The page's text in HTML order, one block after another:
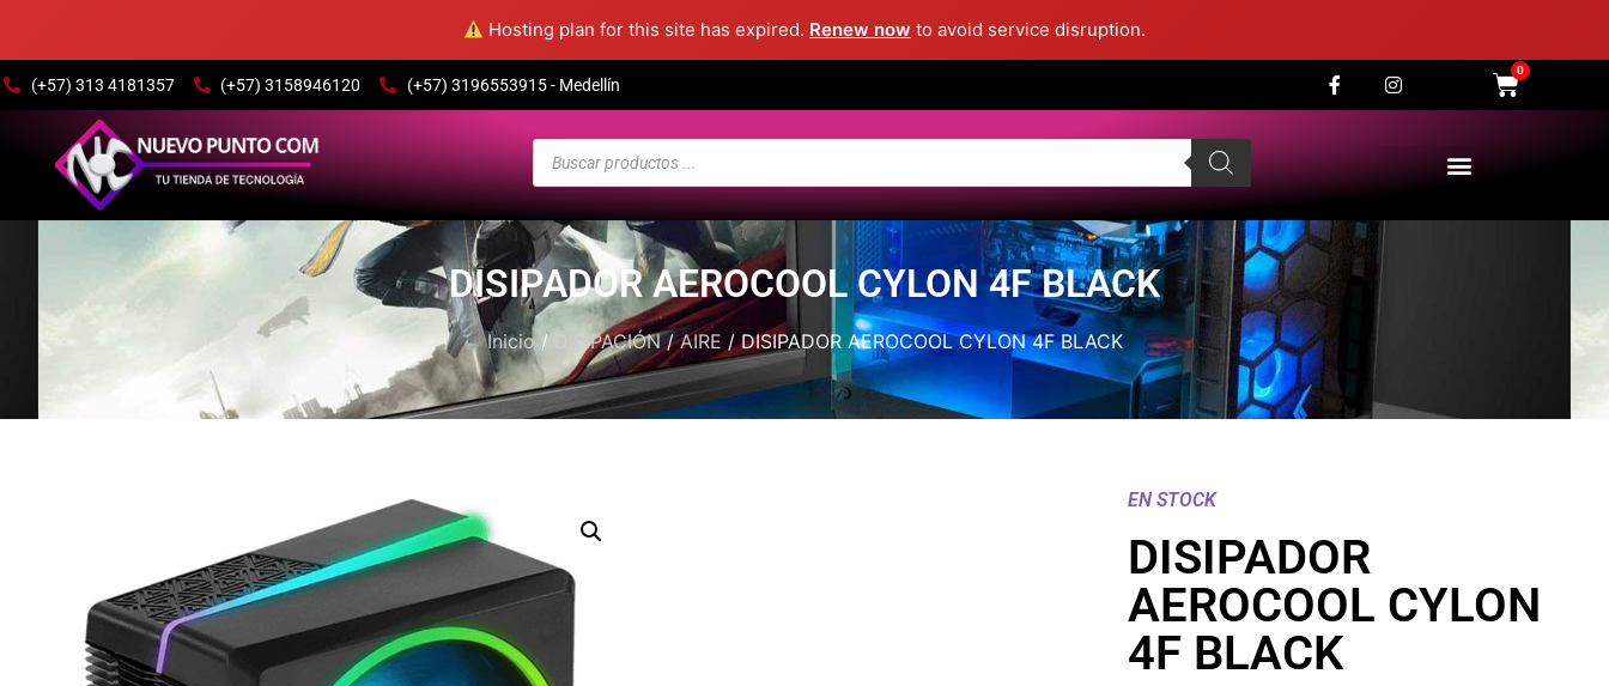
Hosting plan for this site has expired. Renew now to avoid service disruption.
(+57) 313 4181357 (+57) 3158946120 (+57) 3196553915 - Medellín
0
DISIPADOR AEROCOOL CYLON 4F BLACK
Inicio/ DISIPACIÓN/AIRE / DISIPADOR AEROCOOL CYLON 4F BLACK
EN STOCK
DISIPADOR
AEROCOOL CYLON
4F BLACK